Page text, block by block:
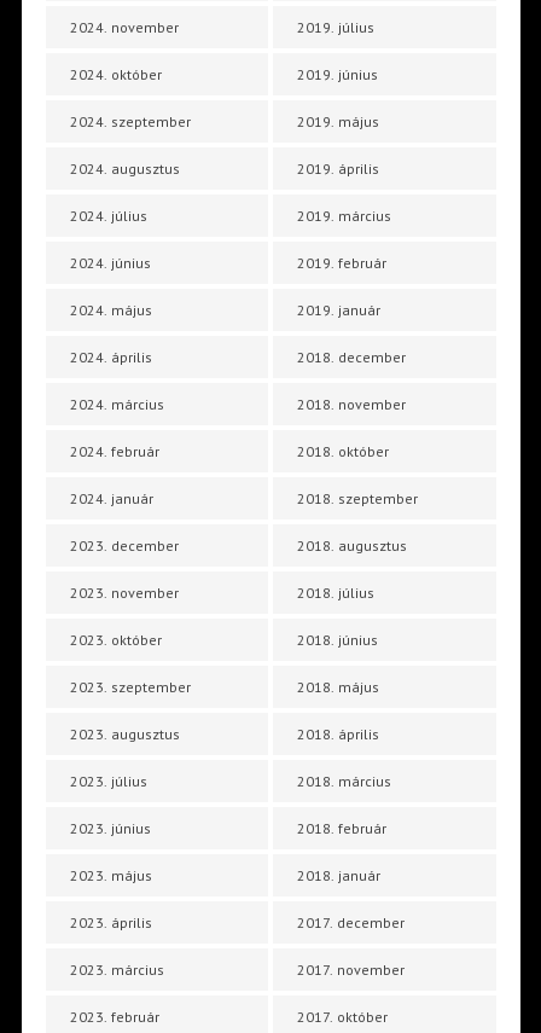
2024. november
2024. október
2024. szeptember
2024. augusztus
2024. július
2024. június
2024. május
2024. április
2024. március
2024. február
2024. január
2023. december
2023. november
2023. október
2023. szeptember
2023. augusztus
2023. július
2023. június
2023. május
2023. április
2023. március
2023. február
2019. július
2019. június
2019. május
2019. április
2019. március
2019. február
2019. január
2018. december
2018. november
2018. október
2018. szeptember
2018. augusztus
2018. július
2018. június
2018. május
2018. április
2018. március
2018. február
2018. január
2017. december
2017. november
2017. október